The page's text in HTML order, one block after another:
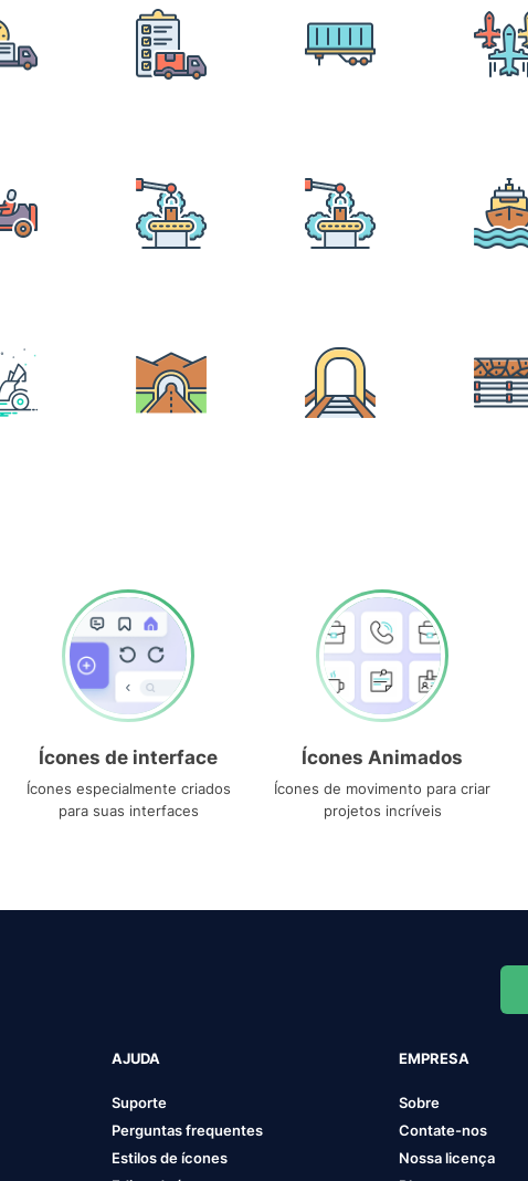
Ícones de interface
Ícones especialmente criados
para suas interfaces
Ícones Animados
Ícones de movimento para criar
projetos incríveis
AJUDA
Suporte
Perguntas frequentes
Estilos de ícones
EMPRESA
Sobre
Contate-nos
Nossa licença